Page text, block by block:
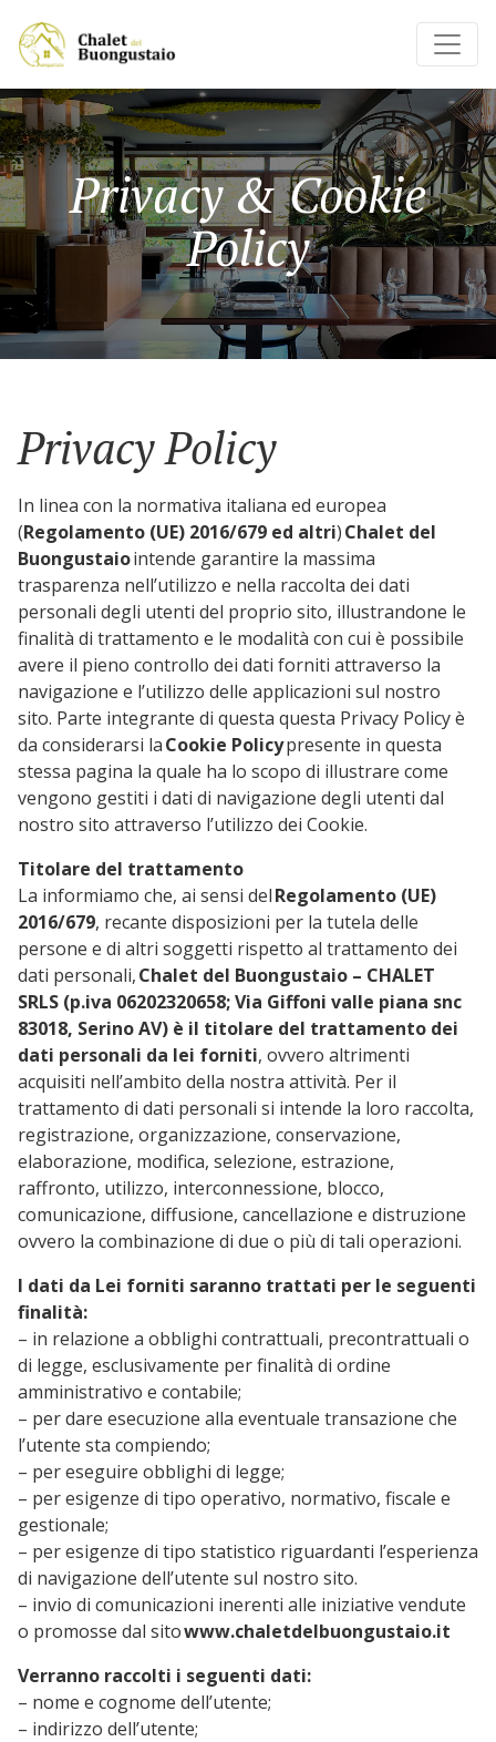
Privacy & Cookie
Policy
Privacy Policy
In linea con la normativa italiana ed europea
(Regolamento (UE) 2016/679 ed altri)Chalet del
Buongustaiointende garantire la massima
trasparenza nell’utilizzo e nella raccolta dei dati
personali degli utenti del proprio sito, illustrandone le
finalità di trattamento e le modalità con cui è possibile
avere il pieno controllo dei dati forniti attraverso la
navigazione e l’utilizzo delle applicazioni sul nostro
sito. Parte integrante di questa questa Privacy Policy è
da considerarsi laCookie Policypresente in questa
stessa pagina la quale ha lo scopo di illustrare come
vengono gestiti i dati di navigazione degli utenti dal
nostro sito attraverso l’utilizzo dei Cookie.
Titolare del trattamento
La informiamo che, ai sensi delRegolamento (UE)
2016/679, recante disposizioni per la tutela delle
persone e di altri soggetti rispetto al trattamento dei
dati personali,Chalet del Buongustaio – CHALET
SRLS (p.iva 06202320658; Via Giffoni valle piana snc
83018, Serino AV) è il titolare del trattamento dei
dati personali da lei forniti, ovvero altrimenti
acquisiti nell’ambito della nostra attività. Per il
trattamento di dati personali si intende la loro raccolta,
registrazione, organizzazione, conservazione,
elaborazione, modifica, selezione, estrazione,
raffronto, utilizzo, interconnessione, blocco,
comunicazione, diffusione, cancellazione e distruzione
ovvero la combinazione di due o più di tali operazioni.
I dati da Lei forniti saranno trattati per le seguenti
finalità:
– in relazione a obblighi contrattuali, precontrattuali o
di legge, esclusivamente per finalità di ordine
amministrativo e contabile;
– per dare esecuzione alla eventuale transazione che
l’utente sta compiendo;
– per eseguire obblighi di legge;
– per esigenze di tipo operativo, normativo, fiscale e
gestionale;
– per esigenze di tipo statistico riguardanti l’esperienza
di navigazione dell’utente sul nostro sito.
– invio di comunicazioni inerenti alle iniziative vendute
o promosse dal sitowww.chaletdelbuongustaio.it
Verranno raccolti i seguenti dati:
– nome e cognome dell’utente;
– indirizzo dell’utente;